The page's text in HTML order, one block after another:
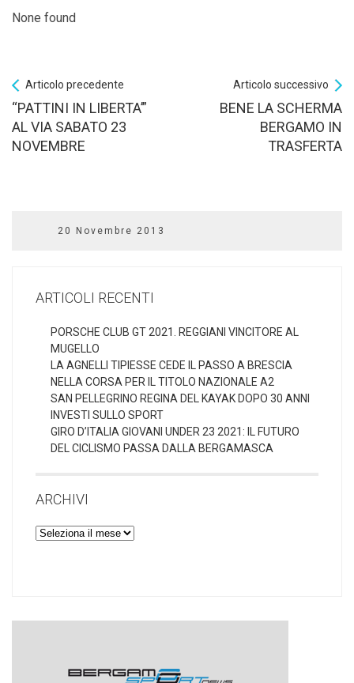
None found
Articolo precedente
“PATTINI IN LIBERTA’”
AL VIA SABATO 23
NOVEMBRE
Articolo successivo
BENE LA SCHERMA
BERGAMO IN
TRASFERTA
20 Novembre 2013
ARTICOLI RECENTI
PORSCHE CLUB GT 2021. REGGIANI VINCITORE AL
MUGELLO
LA AGNELLI TIPIESSE CEDE IL PASSO A BRESCIA
NELLA CORSA PER IL TITOLO NAZIONALE A2
SAN PELLEGRINO REGINA DEL KAYAK DOPO 30 ANNI
INVESTI SULLO SPORT
GIRO D’ITALIA GIOVANI UNDER 23 2021: IL FUTURO
DEL CICLISMO PASSA DALLA BERGAMASCA
ARCHIVI
Archivi